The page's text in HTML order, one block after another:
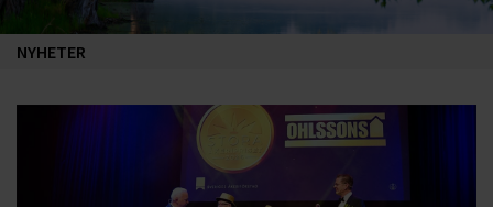
NYHETER